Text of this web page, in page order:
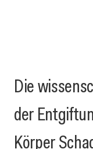
Die
der
Körper